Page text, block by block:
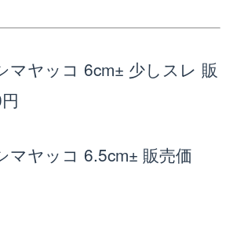
マヤッコ 6cm± 少しスレ 販
マヤッコ 6.5cm± 販売価